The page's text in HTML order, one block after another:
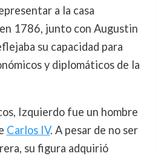
a la casa
1786, junto con Augustin
su capacidad para
y diplomáticos de la
Izquierdo fue un hombre
Carlos IV. A pesar de no ser
su figura adquirió